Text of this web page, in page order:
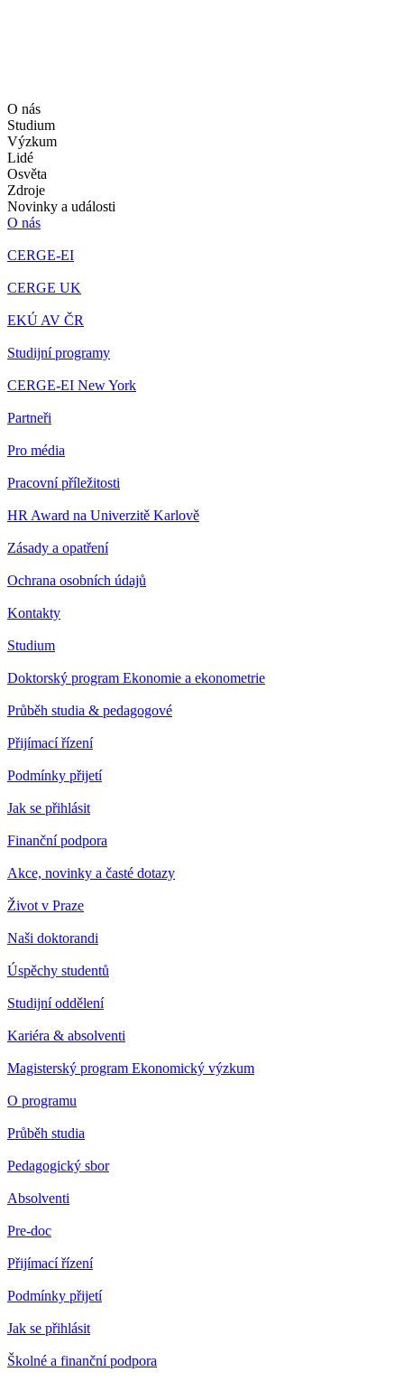
O nás
Studium
Výzkum
Lidé
Osvěta
Zdroje
Novinky a události
O nás
CERGE-EI
CERGE UK
EKÚ AV ČR
Studijní programy
CERGE-EI New York
Partneři
Pro média
Pracovní příležitosti
HR Award na Univerzitě Karlově
Zásady a opatření
Ochrana osobních údajů
Kontakty
Studium
Doktorský program Ekonomie a ekonometrie
Průběh studia & pedagogové
Přijímací řízení
Podmínky přijetí
Jak se přihlásit
Finanční podpora
Akce, novinky a časté dotazy
Život v Praze
Naši doktorandi
Úspěchy studentů
Studijní oddělení
Kariéra & absolventi
Magisterský program Ekonomický výzkum
O programu
Průběh studia
Pedagogický sbor
Absolventi
Pre-doc
Přijímací řízení
Podmínky přijetí
Jak se přihlásit
Školné a finanční podpora